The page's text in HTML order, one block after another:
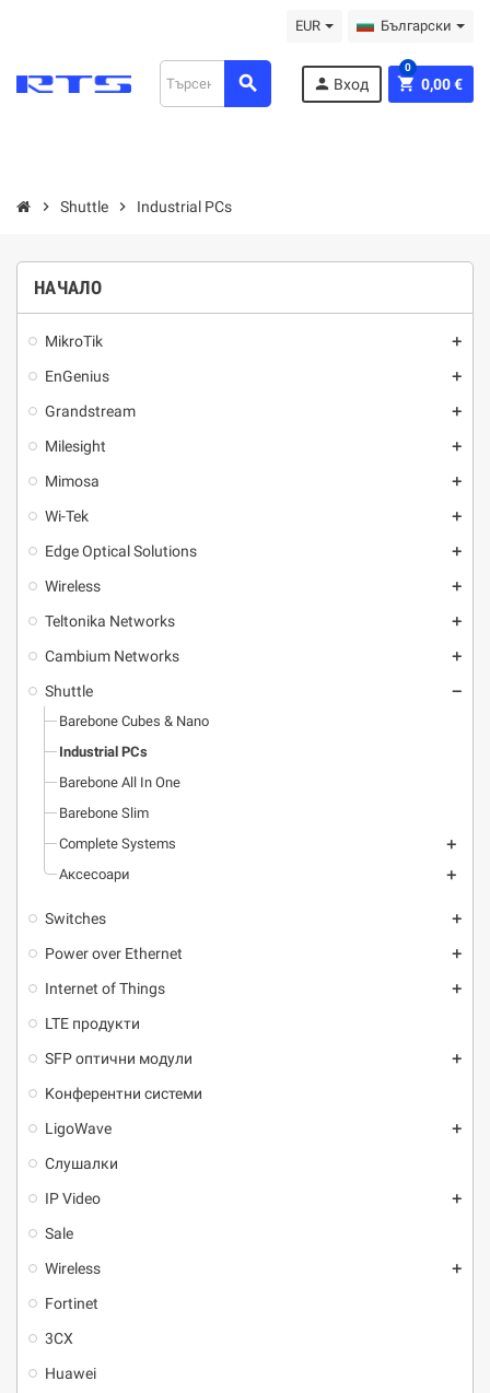
EUR Български
search person Вход shopping_cart 0,00 €
0
chevron_right Shuttle chevron_right Industrial PCs
НАЧАЛО
MikroTik add
EnGenius add
Grandstream add
Milesight add
Mimosa add
Wi-Tek add
Edge Optical Solutions add
Wireless add
Teltonika Networks add
Cambium Networks add
Shuttle remove
Barebone Cubes & Nano
Industrial PCs
Barebone All In One
Barebone Slim
Complete Systems
add
Аксесоари add
Switches add
Power over Ethernet add
Internet of Things add
LTE продукти
SFP оптични модули
add
Kонферентни системи
LigoWave
add
Слушалки
IP Video
add
Sale
Wireless
add
Fortinet
3CX
Huawei